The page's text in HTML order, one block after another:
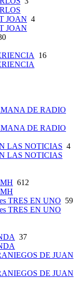
JOAN 4
JOAN
16
DE RADIO
DE RADIO
LAS NOTICIAS 4
LAS NOTICIAS
612
TRES EN UNO 59
TRES EN UNO
37
DE JUAN
DE JUAN